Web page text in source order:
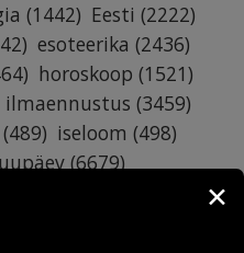
(1442) Eesti (2222)
esoteerika (2436)
horoskoop (1521)
ilmaennustus (3459)
(489) iseloom (498)
(6679)
✕